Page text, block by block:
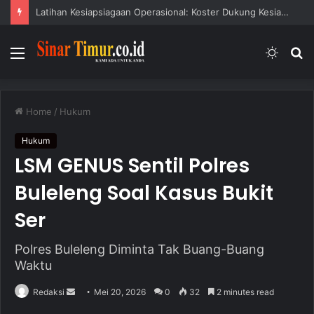
Latihan Kesiapsiagaan Operasional: Koster Dukung Kesiapsiagaan Bencana
Menu
Switch
Home / Hukum
Hukum
LSM GENUS Sentil Polres
Buleleng Soal Kasus Bukit
Ser
Polres Buleleng Diminta Tak Buang-Buang
Waktu
Redaksi Mei 20, 2026 0 32 2 minutes read